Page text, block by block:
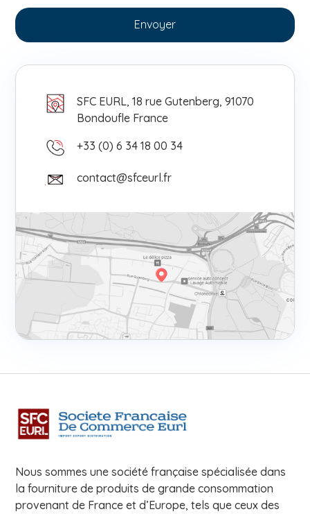
SFC EURL, 18 rue Gutenberg, 91070
Bondoufle France
+33 (0) 6 34 18 00 34
contact@sfceurl.fr
Nous sommes une société française spécialisée dans
la fourniture de produits de grande consommation
provenant de France et d’Europe, tels que ceux des